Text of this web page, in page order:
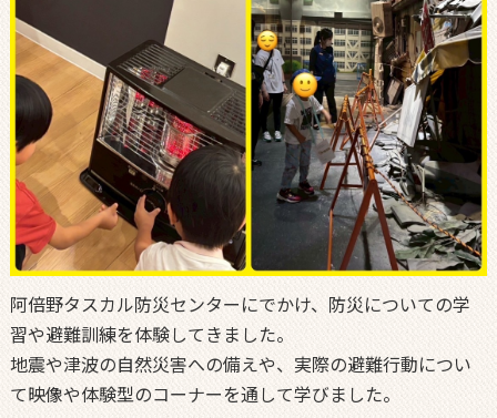
阿倍野タスカル防災センターにでかけ、防災についての学
習や避難訓練を体験してきました。
地震や津波の自然災害への備えや、実際の避難行動につい
て映像や体験型のコーナーを通して学びました。